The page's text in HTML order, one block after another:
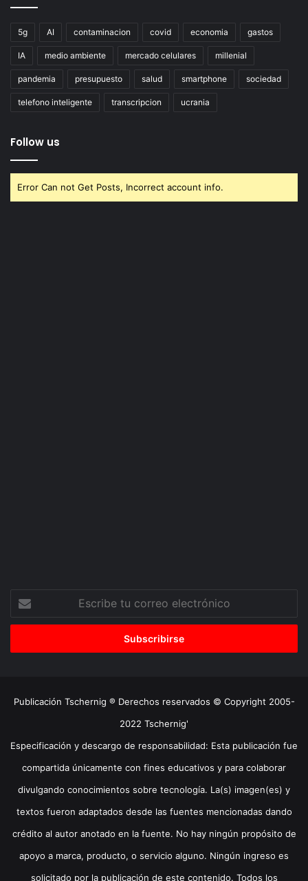
5g AI contaminacion covid economia gastos
IA medio ambiente mercado celulares millenial
pandemia presupuesto salud smartphone sociedad
telefono inteligente transcripcion ucrania
Follow us
Error Can not Get Posts, Incorrect account info.
correo
Publicación Tschernig ® Derechos reservados © Copyright 2005-
2022 Tschernig'
Especificación y descargo de responsabilidad: Esta publicación fue
compartida únicamente con fines educativos y para colaborar
divulgando conocimientos sobre tecnología. La(s) imagen(es) y
textos fueron adaptados desde las fuentes mencionadas dando
crédito al autor anotado en la fuente. No hay ningún propósito de
apoyo a marca, producto, o servicio alguno. Ningún ingreso es
solicitado por la publicación de este contenido. Todos los